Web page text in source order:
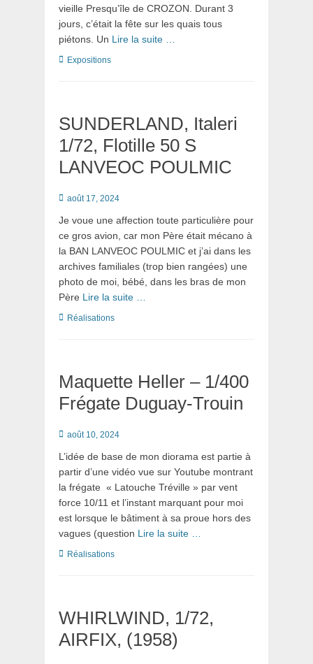
vieille Presqu’île de CROZON. Durant 3
jours, c’était la fête sur les quais tous
piétons. Un Lire la suite …
Catégories
Expositions
SUNDERLAND, Italeri
1/72, Flotille 50 S
LANVEOC POULMIC
Posté
août 17, 2024
Je voue une affection toute particulière pour
ce gros avion, car mon Père était mécano à
la BAN LANVEOC POULMIC et j’ai dans les
archives familiales (trop bien rangées) une
photo de moi, bébé, dans les bras de mon
Père Lire la suite …
Catégories
Réalisations
Maquette Heller – 1/400
Frégate Duguay-Trouin
Posté
août 10, 2024
L’idée de base de mon diorama est partie à
partir d’une vidéo vue sur Youtube montrant
la frégate « Latouche Tréville » par vent
force 10/11 et l’instant marquant pour moi
est lorsque le bâtiment à sa proue hors des
vagues (question Lire la suite …
Catégories
Réalisations
WHIRLWIND, 1/72,
AIRFIX, (1958)